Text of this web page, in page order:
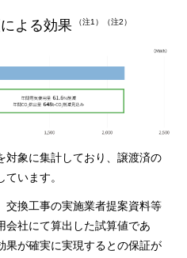
よる効果 （注1）（注2）
対象に集計しており、譲渡済の
います。
交換工事の実施業者提案資料等
会社にて算出した試算値であ
果が確実に実現するとの保証が